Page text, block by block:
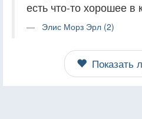
есть что-то хорошее в
Элис Морз Эрл (2)
Показать